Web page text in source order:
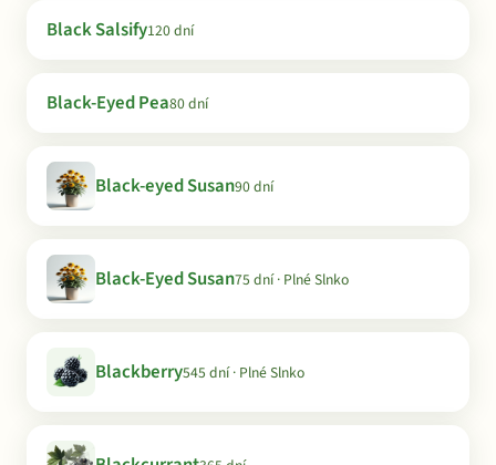
Black Salsify120 dní
Black-Eyed Pea80 dní
Black-eyed Susan90 dní
Black-Eyed Susan75 dní · Plné Slnko
Blackberry545 dní · Plné Slnko